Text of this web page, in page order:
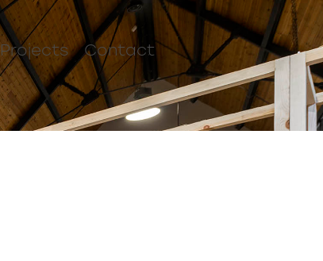
Projects Contact